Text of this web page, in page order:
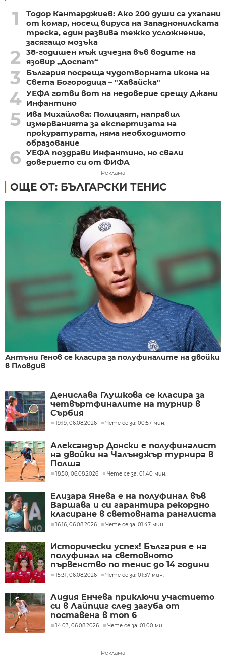
1
Тодор Кантарджиев: Ако 200 души са ухапани
от комар, носещ вируса на Западнонилската
треска, един развива тежко усложнение,
засягащо мозъка
2
38-годишен мъж изчезна във водите на
язовир „Доспат“
3
България посреща чудотворната икона на
Света Богородица – "Хавайска"
4 УЕФА готви вот на недоверие срещу Джани
Инфантино
5
Ива Михайлова: Полицаят, направил
измерванията за експертизата на
прокуратурата, няма необходимото
образование
6 УЕФА поздрави Инфантино, но свали
доверието си от ФИФА
Реклама
ОЩЕ ОТ: БЪЛГАРСКИ ТЕНИС
Антъни Генов се класира за полуфиналите на двойки
в Пловдив
Денислава Глушкова се класира за
четвъртфиналите на турнир в
Сърбия
19:19, 06.08.2026 Чете се за: 00:57 мин.
Александър Донски е полуфиналист
на двойки на Чалънджър турнира в
Полша
18:50, 06.08.2026 Чете се за: 01:40 мин.
Елизара Янева е на полуфинал във
Варшава и си гарантира рекордно
класиране в световната ранглиста
16:16, 06.08.2026 Чете се за: 01:47 мин.
Исторически успех! България е на
полуфинал на световното
първенство по тенис до 14 години
15:31, 06.08.2026 Чете се за: 01:37 мин.
Лидия Енчева приключи участието
си в Лайпциг след загуба от
поставена в топ 6
14:03, 06.08.2026 Чете се за: 01:00 мин.
Реклама